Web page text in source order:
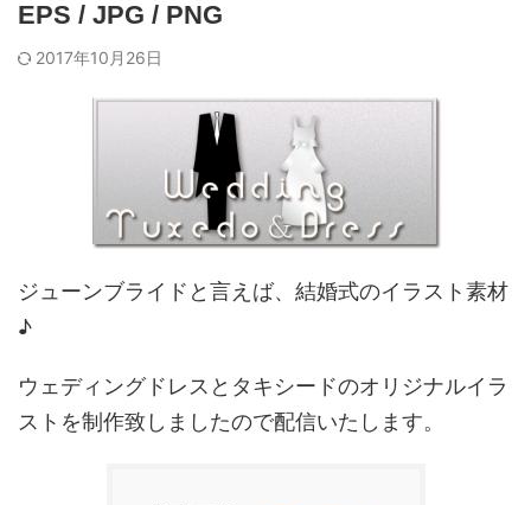
EPS / JPG / PNG
2017年10月26日
ジューンブライドと言えば、結婚式のイラスト素材
♪
ウェディングドレスとタキシードのオリジナルイラ
ストを制作致しましたので配信いたします。